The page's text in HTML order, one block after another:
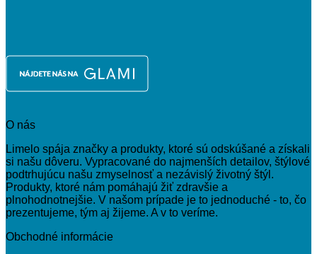
O nás
Limelo spája značky a produkty, ktoré sú odskúšané a získali
si našu dôveru. Vypracované do najmenších detailov, štýlové
podtrhujúcu našu zmyselnosť a nezávislý životný štýl.
Produkty, ktoré nám pomáhajú žiť zdravšie a
plnohodnotnejšie. V našom prípade je to jednoduché - to, čo
prezentujeme, tým aj žijeme. A v to veríme.
Obchodné informácie